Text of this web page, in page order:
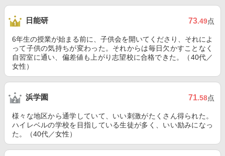
日能研 73.49点
6年生の授業が始まる前に、子供会を開いてくださり、それによ
って子供の気持ちが変わった。それからは毎日欠かすことなく
自習室に通い、偏差値も上がり志望校に合格できた。（40代／
女性）
浜学園 71.58点
様々な地区から通学していて、いい刺激がたくさん得られた。
ハイレベルの学校を目指している生徒が多く、いい励みになっ
た。（40代／女性）